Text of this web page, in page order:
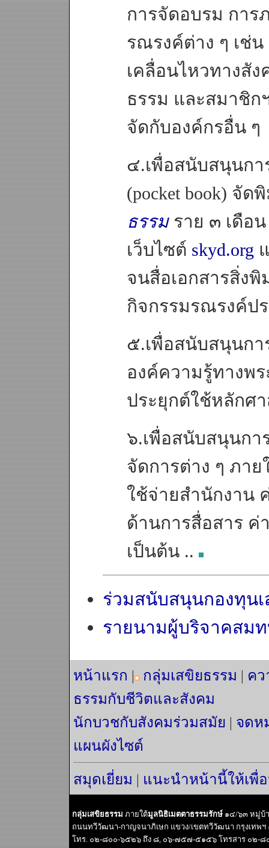
การจัดอบรม การ
รณรงค์ต่าง ๆ เช่
เคลื่อนไหวทางสั
ธรรม และสมาชิก
จัดกับองค์กรอื่น ๆ
๔.เพื่อสนับสนุนก
(pocket book) จัด
ธรรมราย ๓ เดือ
เว็บไซต์ skyd.org
จนสื่อเอกสารสิ่ง
กิจกรรมรณรงค์ป
๕.เพื่อสนับสนุนก
องค์ความรู้ทางพ
ประยุกต์ใช้หลักศ
๖.เพื่อสนับสนุนกา
จัดการต่าง ๆ ภา
ใช้จ่ายสำนักงาน
ด้านการสื่อสาร ค่
เป็นต้น ..
ร่วมสนับสนุนกองทุน
รายนามผู้บริจาคสม
หน้าแรก | กลุ่มเสขิยธรรม | คว
ธรรมกับชีวิตและสังคม
นักบวชกับสังคมร่วมสมัย | จดห
แผนผังไซต์
สมุดเยี่ยม | แนะนำหน้านี้ให้เพื่
กลุ่มเสขิยธรรม ภายใต้มูลนิธิเมตตาธรรมรักษ์ ๑๔/๖๓ หมู่บ้
ถนนทวีวัฒนา-กาญจนาภิเษก แขวง/เขตทวีวัฒนา กรุงเทพฯ
โทร. ๐๒-๘๐๐-๖๕๒๖ ถึง ๘, ๐๖-๗๕๗-๕๑๕๖ โทรสาร ๐๒-